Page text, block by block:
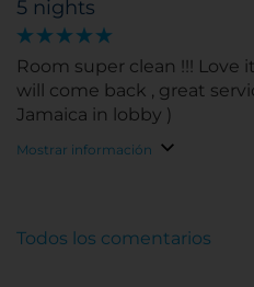
5 nights
Room super clean !!! Love
will come back , great
Jamaica in lobby )
Mostrar información
Todos los comentarios